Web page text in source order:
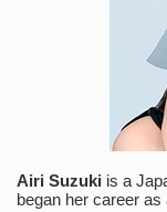
Airi Suzuki is a
began her career